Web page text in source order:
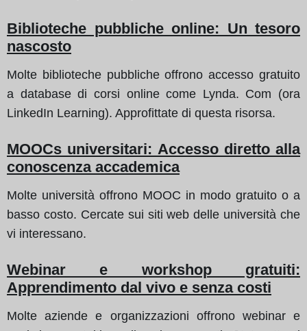
Biblioteche pubbliche online: Un tesoro
nascosto
Molte biblioteche pubbliche offrono accesso gratuito
a database di corsi online come Lynda. Com (ora
LinkedIn Learning). Approfittate di questa risorsa.
MOOCs universitari: Accesso diretto alla
conoscenza accademica
Molte università offrono MOOC in modo gratuito o a
basso costo. Cercate sui siti web delle università che
vi interessano.
Webinar e workshop gratuiti:
Apprendimento dal vivo e senza costi
Molte aziende e organizzazioni offrono webinar e